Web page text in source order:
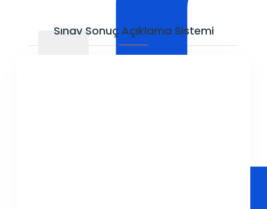
Sınav Sonuç Açıklama Sistemi